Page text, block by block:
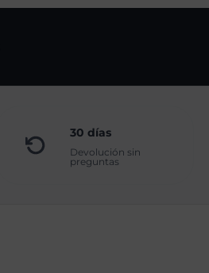
30 días
Devolución sin
preguntas